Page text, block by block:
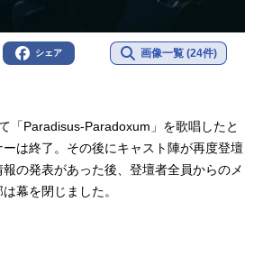
シェア 画像一覧 (24件)
「Paradisus-Paradoxum」を歌唱したと
は終了。その後にキャスト陣が再度登壇
の発表があった後、登壇者全員からのメ
幕を閉じました。